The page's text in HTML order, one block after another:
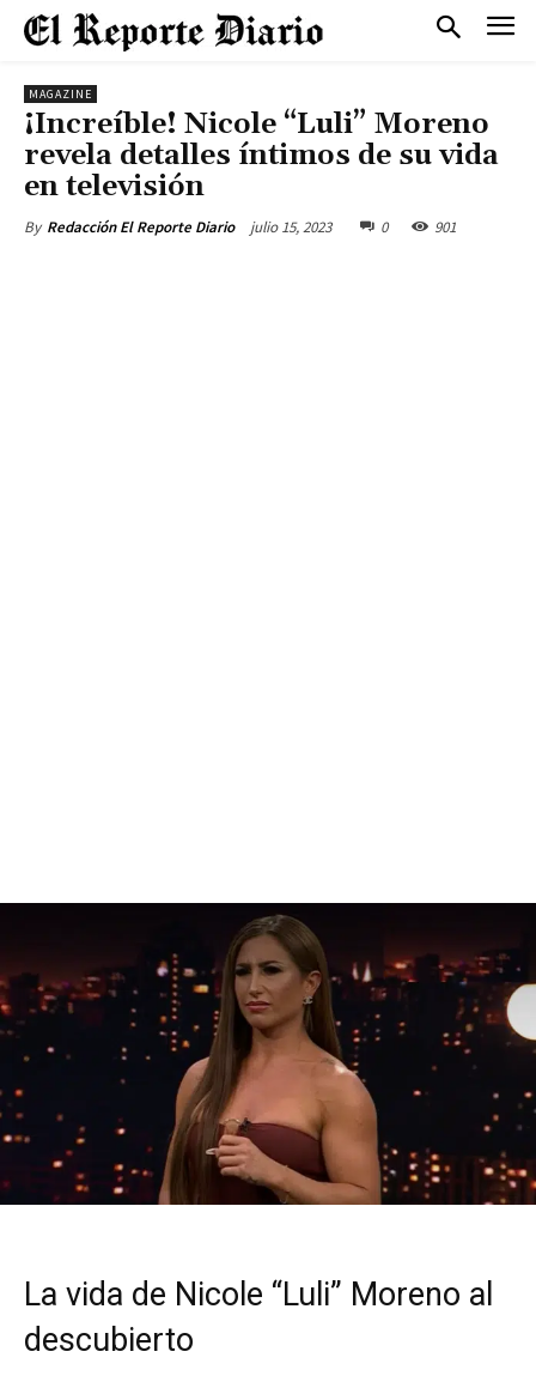
MAGAZINE
¡Increíble! Nicole “Luli” Moreno
revela detalles íntimos de su vida
en televisión
By Redacción El Reporte Diario julio 15, 2023 0 901
La vida de Nicole “Luli” Moreno al
descubierto